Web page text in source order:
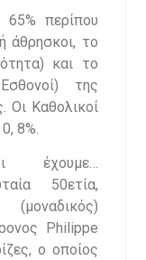
περίπου
άθρησκοι, το
και το
της
Οι Καθολικοί
8%.
έχουμε…
50ετία,
Philippe
ο οποίος